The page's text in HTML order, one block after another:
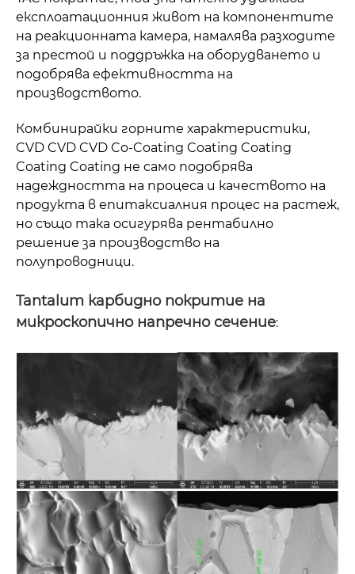
експлоатационния живот на компонентите
на реакционната камера, намалява разходите
за престой и поддръжка на оборудването и
подобрява ефективността на
производството.
Комбинирайки горните характеристики,
CVD CVD CVD Co-Coating Coating Coating
Coating Coating не само подобрява
надеждността на процеса и качеството на
продукта в епитаксиалния процес на растеж,
но също така осигурява рентабилно
решение за производство на
полупроводници.
Tantalum карбидно покритие на
микроскопично напречно сечение: